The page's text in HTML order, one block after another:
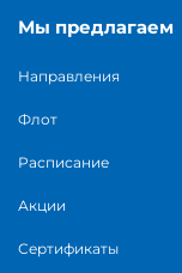
Мы предлагаем
Направления
Флот
Расписание
Акции
Сертификаты